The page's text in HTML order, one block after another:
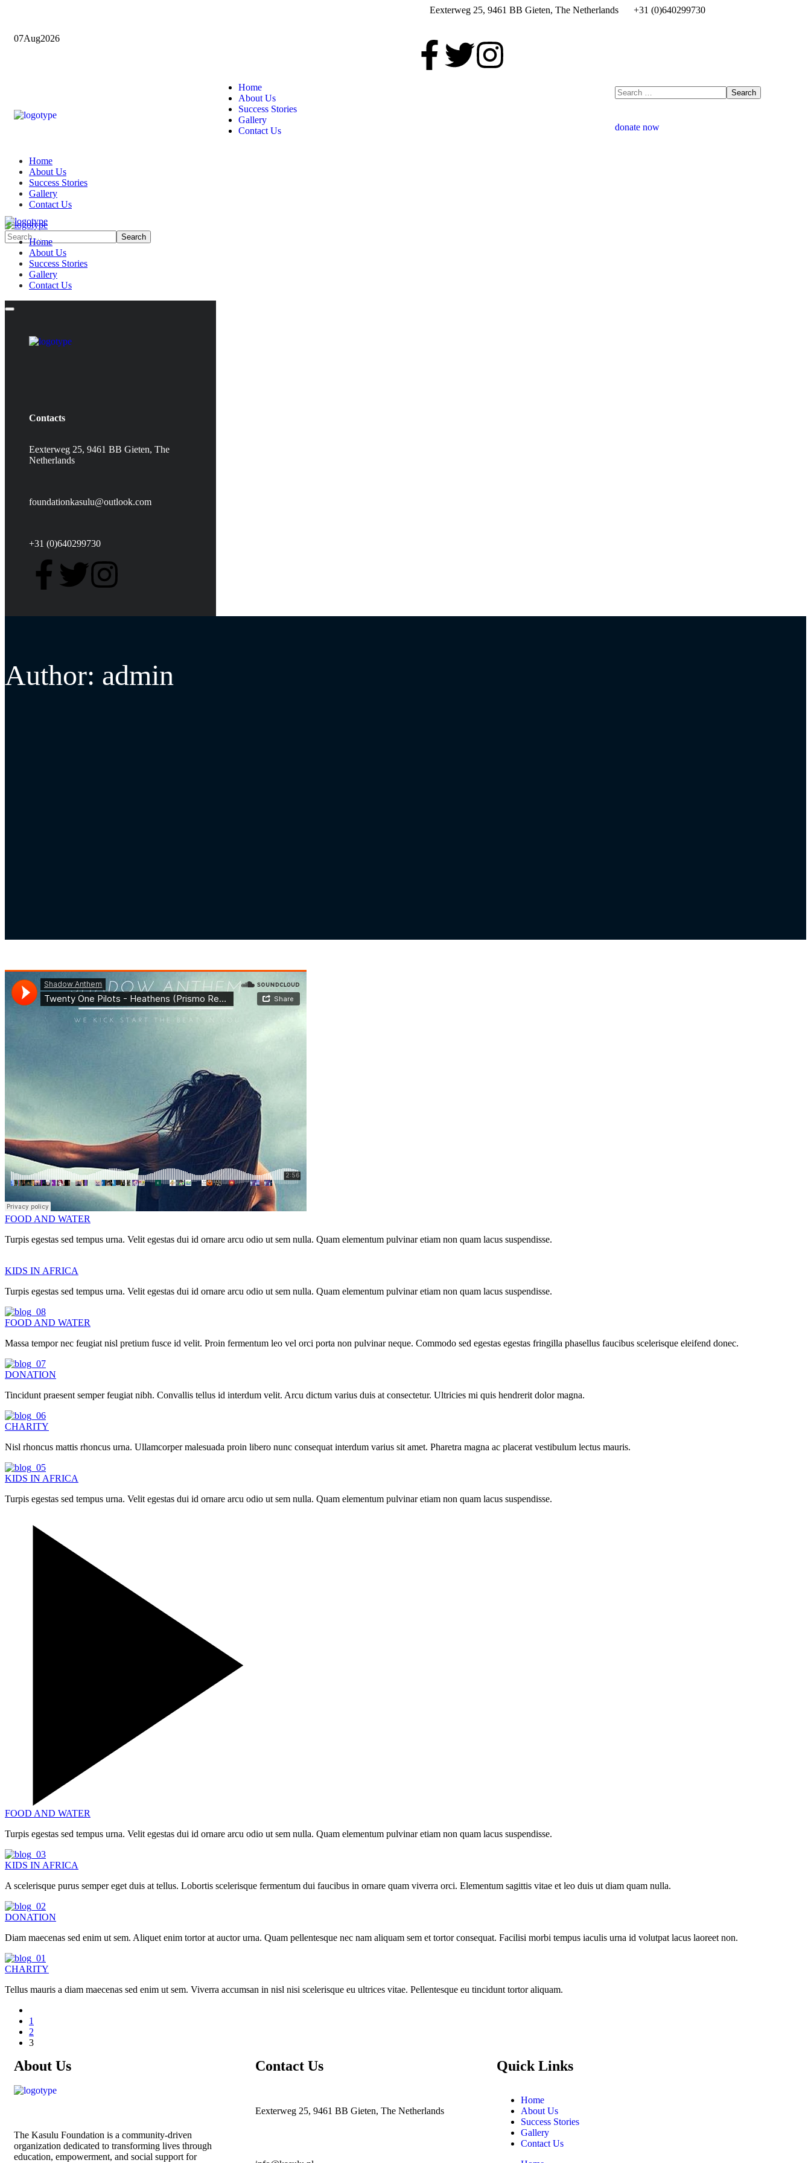
07Aug2026
Eexterweg 25, 9461 BB Gieten, The Netherlands +31 (0)640299730
Home
About Us
Success Stories
Gallery
Contact Us
donate now
Home
About Us
Success Stories
Gallery
Contact Us
Home
About Us
Success Stories
Gallery
Contact Us
Contacts
Eexterweg 25, 9461 BB Gieten, The
Netherlands
foundationkasulu@outlook.com
+31 (0)640299730
Author: admin
FOOD AND WATER
Turpis egestas sed tempus urna. Velit egestas dui id ornare arcu odio ut sem nulla. Quam elementum pulvinar etiam non quam lacus suspendisse.
KIDS IN AFRICA
Turpis egestas sed tempus urna. Velit egestas dui id ornare arcu odio ut sem nulla. Quam elementum pulvinar etiam non quam lacus suspendisse.
FOOD AND WATER
Massa tempor nec feugiat nisl pretium fusce id velit. Proin fermentum leo vel orci porta non pulvinar neque. Commodo sed egestas egestas fringilla phasellus faucibus scelerisque eleifend donec.
DONATION
Tincidunt praesent semper feugiat nibh. Convallis tellus id interdum velit. Arcu dictum varius duis at consectetur. Ultricies mi quis hendrerit dolor magna.
CHARITY
Nisl rhoncus mattis rhoncus urna. Ullamcorper malesuada proin libero nunc consequat interdum varius sit amet. Pharetra magna ac placerat vestibulum lectus mauris.
KIDS IN AFRICA
Turpis egestas sed tempus urna. Velit egestas dui id ornare arcu odio ut sem nulla. Quam elementum pulvinar etiam non quam lacus suspendisse.
FOOD AND WATER
Turpis egestas sed tempus urna. Velit egestas dui id ornare arcu odio ut sem nulla. Quam elementum pulvinar etiam non quam lacus suspendisse.
KIDS IN AFRICA
A scelerisque purus semper eget duis at tellus. Lobortis scelerisque fermentum dui faucibus in ornare quam viverra orci. Elementum sagittis vitae et leo duis ut diam quam nulla.
DONATION
Diam maecenas sed enim ut sem. Aliquet enim tortor at auctor urna. Quam pellentesque nec nam aliquam sem et tortor consequat. Facilisi morbi tempus iaculis urna id volutpat lacus laoreet non.
CHARITY
Tellus mauris a diam maecenas sed enim ut sem. Viverra accumsan in nisl nisi scelerisque eu ultrices vitae. Pellentesque eu tincidunt tortor aliquam.
1
2
3
About Us
The Kasulu Foundation is a community-driven
organization dedicated to transforming lives through
education, empowerment, and social support for
Contact Us
Eexterweg 25, 9461 BB Gieten, The Netherlands
Quick Links
Home
About Us
Success Stories
Gallery
Contact Us